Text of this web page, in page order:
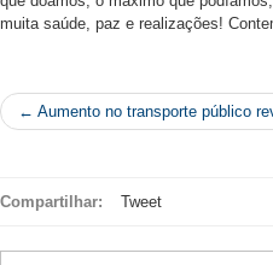
muita saúde, paz e realizações!
← Aumento no transporte público
Compartilhar: Tweet